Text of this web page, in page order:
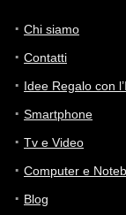
Chi siamo
Contatti
Idee Regalo con
Smartphone
Tv e Video
Computer e
Blog